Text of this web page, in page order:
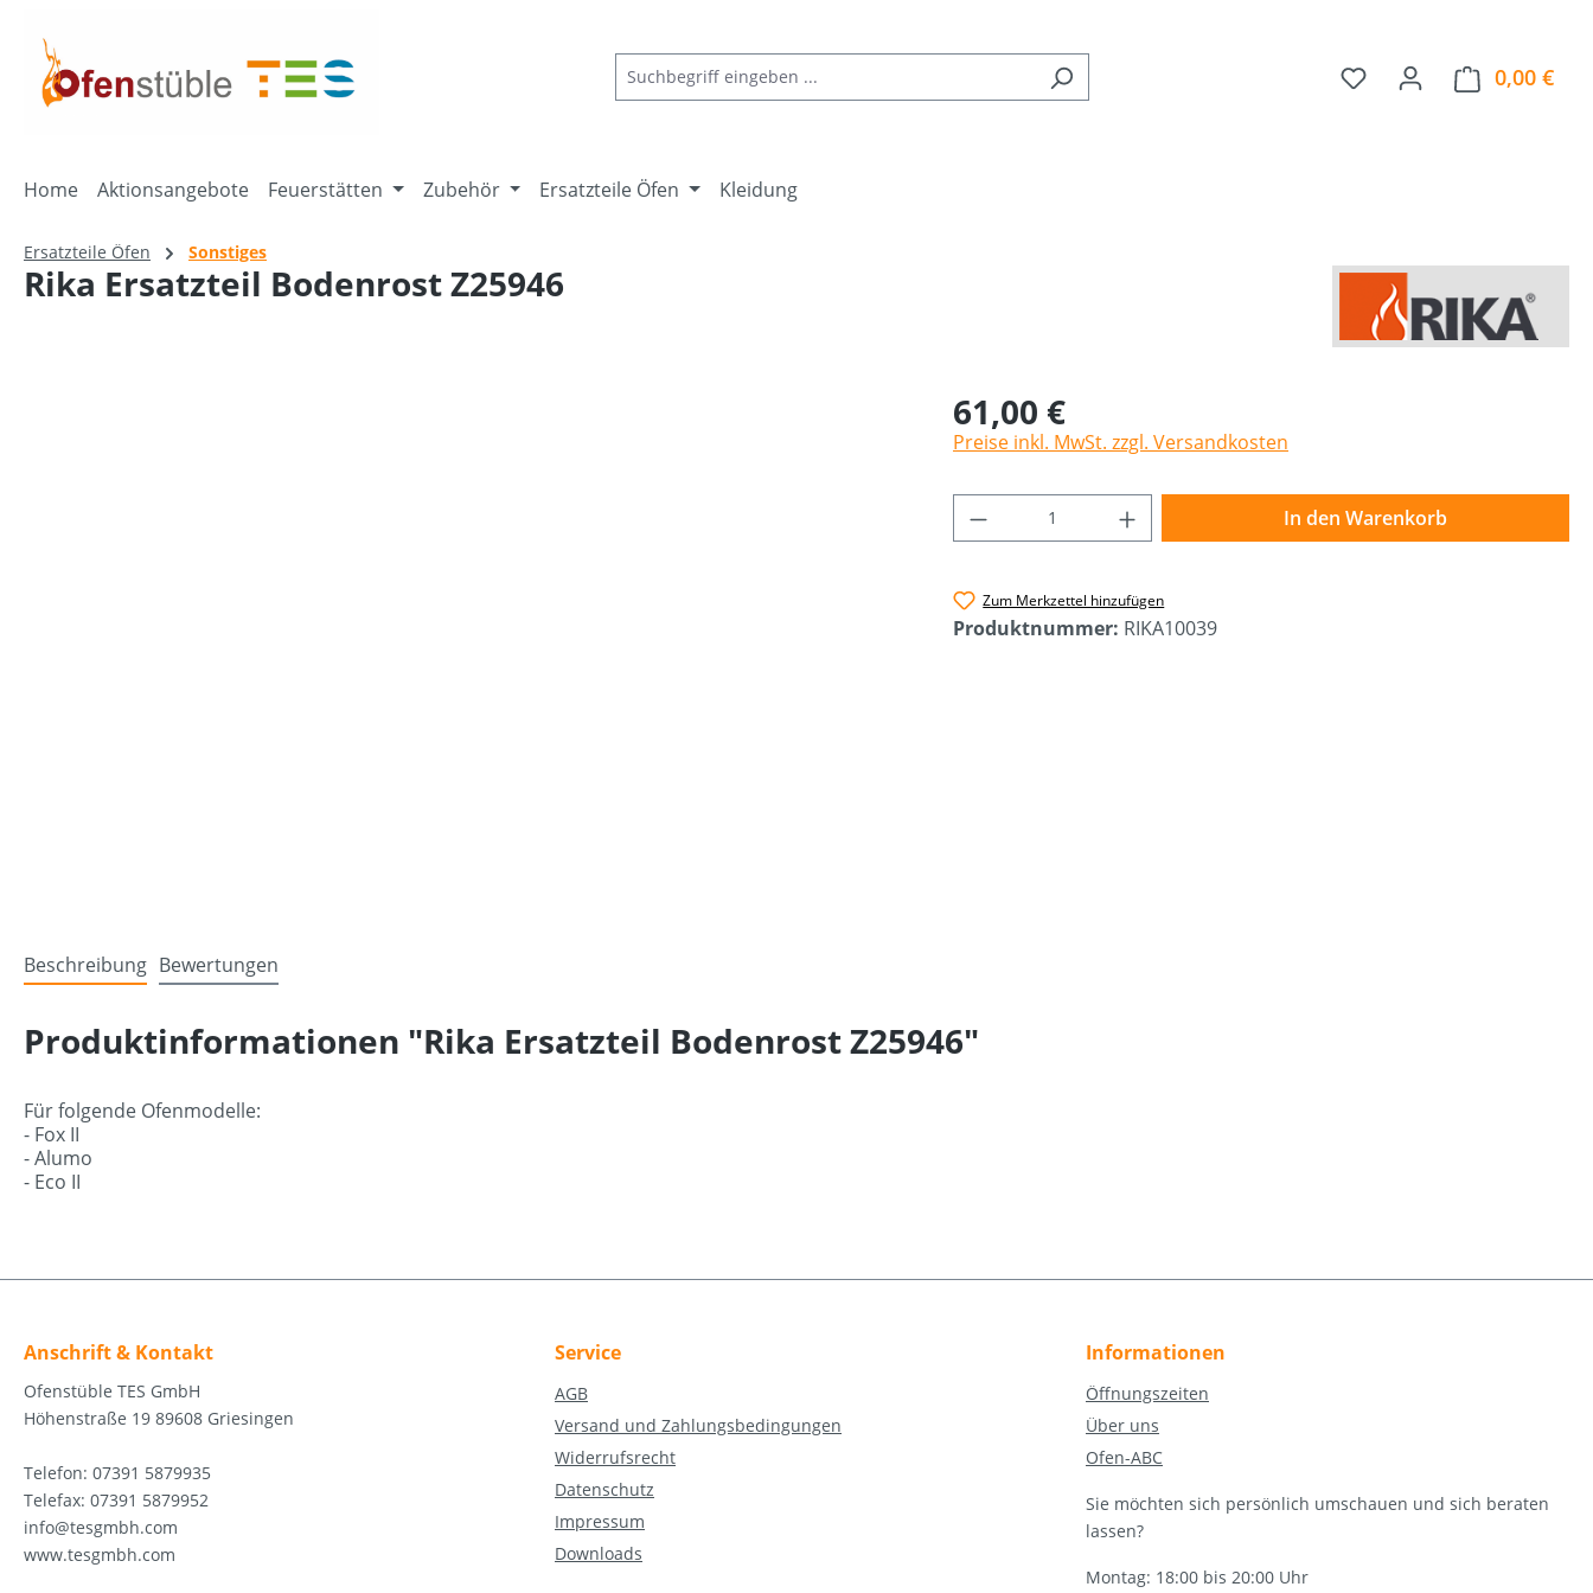
0,00 €
Home Aktionsangebote Feuerstätten Zubehör Ersatzteile Öfen Kleidung
Ersatzteile Öfen Sonstiges
Rika Ersatzteil Bodenrost Z25946
61,00 €
Preise inkl. MwSt. zzgl. Versandkosten
Produkt Anzahl: Gib den gewünschten Wert
In den Warenkorb
Zum Merkzettel hinzufügen
Produktnummer: RIKA10039
Beschreibung Bewertungen
Produktinformationen "Rika Ersatzteil Bodenrost Z25946"
Für folgende Ofenmodelle:
- Fox II
- Alumo
- Eco II
Anschrift & Kontakt
Ofenstüble TES GmbH
Höhenstraße 19 89608 Griesingen
Telefon: 07391 5879935
Telefax: 07391 5879952
info@tesgmbh.com
www.tesgmbh.com
Service
AGB
Versand und Zahlungsbedingungen
Widerrufsrecht
Datenschutz
Impressum
Downloads
Informationen
Öffnungszeiten
Über uns
Ofen-ABC
Sie möchten sich persönlich umschauen und sich beraten
lassen?
Montag: 18:00 bis 20:00 Uhr